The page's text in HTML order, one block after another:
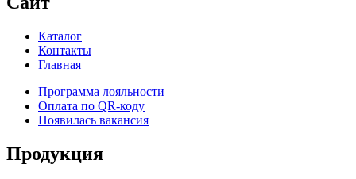
Каталог
Контакты
Главная
Программа лояльности
Оплата по QR-коду
Появилась вакансия
Продукция